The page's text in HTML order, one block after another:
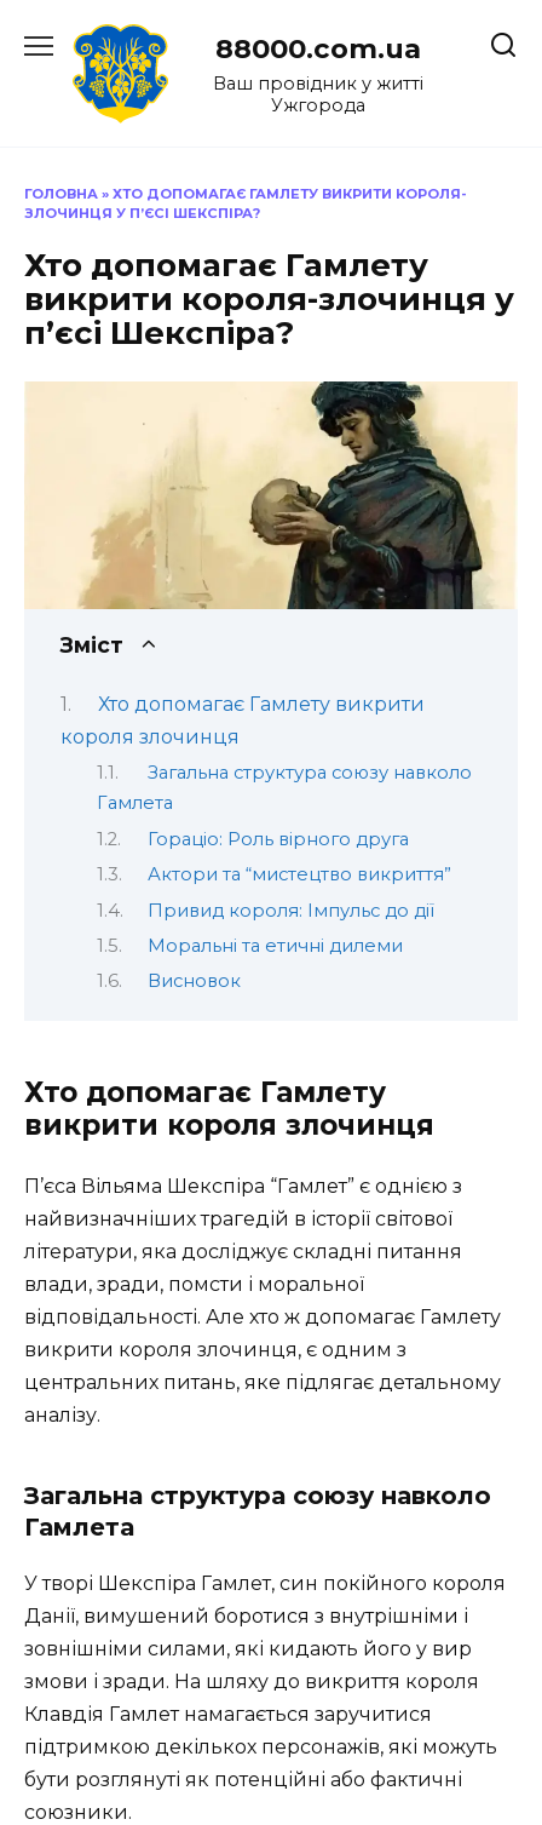
до
88000.com.ua
Ваш провідник у житті
Ужгорода
ГОЛОВНА » ХТО ДОПОМАГАЄ ГАМЛЕТУ ВИКРИТИ КОРОЛЯ-
ЗЛОЧИНЦЯ У П’ЄСІ ШЕКСПІРА?
Хто допомагає Гамлету
викрити короля-злочинця у
п’єсі Шекспіра?
Зміст
Хто допомагає Гамлету викрити
короля злочинця
Загальна структура союзу навколо
Гамлета
Гораціо: Роль вірного друга
Актори та “мистецтво викриття”
Привид короля: Імпульс до дії
Моральні та етичні дилеми
Висновок
Хто допомагає Гамлету
викрити короля злочинця
П’єса Вільяма Шекспіра “Гамлет” є однією з
найвизначніших трагедій в історії світової
літератури, яка досліджує складні питання
влади, зради, помсти і моральної
відповідальності. Але хто ж допомагає Гамлету
викрити короля злочинця, є одним з
центральних питань, яке підлягає детальному
аналізу.
Загальна структура союзу навколо
Гамлета
У творі Шекспіра Гамлет, син покійного короля
Данії, вимушений боротися з внутрішніми і
зовнішніми силами, які кидають його у вир
змови і зради. На шляху до викриття короля
Клавдія Гамлет намагається заручитися
підтримкою декількох персонажів, які можуть
бути розглянуті як потенційні або фактичні
союзники.